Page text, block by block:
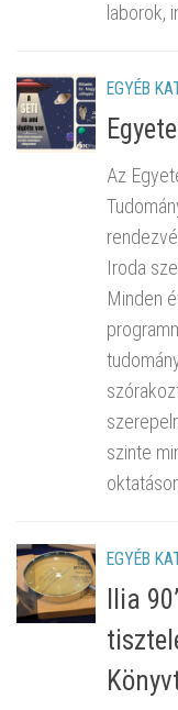
laborok,
EGYÉB
Az
Iroda
Minden
szinte
EGYÉB
Ilia